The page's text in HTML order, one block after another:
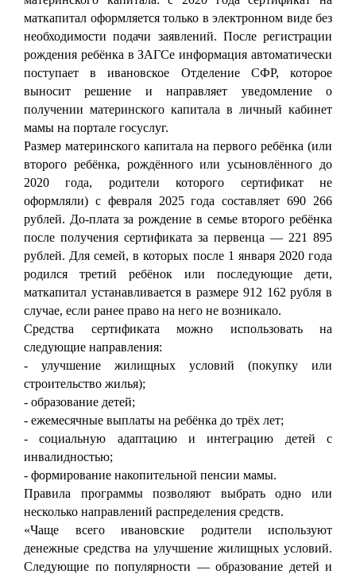
маткапитал оформляется только в электронном виде без
необходимости подачи заявлений. После регистрации
рождения ребёнка в ЗАГСе информация автоматически
поступает в ивановское Отделение СФР, которое
выносит решение и направляет уведомление о
получении материнского капитала в личный кабинет
мамы на портале госуслуг.
Размер материнского капитала на первого ребёнка (или
второго ребёнка, рождённого или усыновлённого до
2020 года, родители которого сертификат не
оформляли) с февраля 2025 года составляет 690 266
рублей. До-плата за рождение в семье второго ребёнка
после получения сертификата за первенца — 221 895
рублей. Для семей, в которых после 1 января 2020 года
родился третий ребёнок или последующие дети,
маткапитал устанавливается в размере 912 162 рубля в
случае, если ранее право на него не возникало.
Средства сертификата можно использовать на
следующие направления:
- улучшение жилищных условий (покупку или
строительство жилья);
- образование детей;
- ежемесячные выплаты на ребёнка до трёх лет;
- социальную адаптацию и интеграцию детей с
инвалидностью;
- формирование накопительной пенсии мамы.
Правила программы позволяют выбрать одно или
несколько направлений распределения средств.
«Чаще всего ивановские родители используют
денежные средства на улучшение жилищных условий.
Следующие по популярности — образование детей и